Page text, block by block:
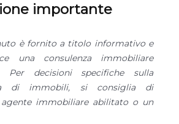
importante
è fornito a titolo informativo e
una consulenza immobiliare
Per decisioni specifiche sulla
di immobili, si consiglia di
immobiliare abilitato o un